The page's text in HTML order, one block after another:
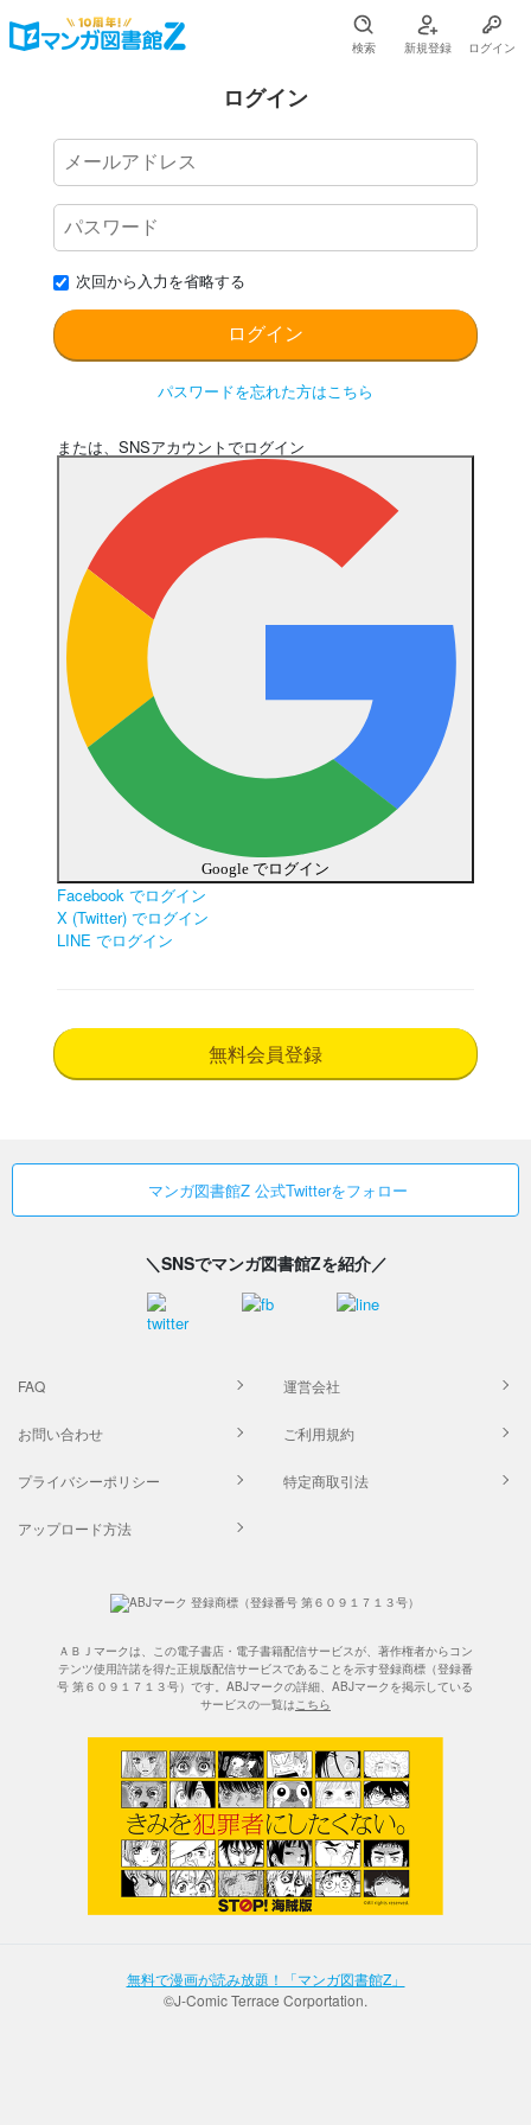
検索 新規登録 ログイン
ログイン
次回から入力を省略する
パスワードを忘れた方はこちら
または、SNSアカウントでログイン
Google でログイン
Facebook でログイン
X (Twitter) でログイン
LINE でログイン
無料会員登録
マンガ図書館Z 公式Twitterをフォロー
＼SNSでマンガ図書館Zを紹介／
FAQ 運営会社
お問い合わせ ご利用規約
プライバシーポリシー 特定商取引法
アップロード方法
ＡＢＪマークは、この電子書店・電子書籍配信サービスが、著作権者からコン
テンツ使用許諾を得た正規版配信サービスであることを示す登録商標（登録番
号 第６０９１７１３号）です。ABJマークの詳細、ABJマークを掲示している
サービスの一覧はこちら
無料で漫画が読み放題！「マンガ図書館Z」
©J-Comic Terrace Corportation.